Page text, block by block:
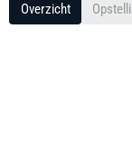
Overzicht